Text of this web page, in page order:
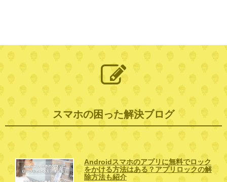
スマホの困った解決ブログ
Androidスマホのアプリに無料でロック
をかける方法はある？アプリロックの解
除方法も紹介